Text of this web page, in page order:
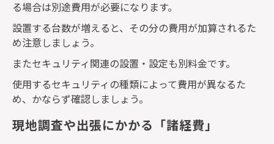
る場合は別途費用が必要になります。
設置する台数が増えると、その分の費用が加算されるた
め注意しましょう。
またセキュリティ関連の設置・設定も別料金です。
使用するセキュリティの種類によって費用が異なるた
め、かならず確認しましょう。
現地調査や出張にかかる「諸経費」